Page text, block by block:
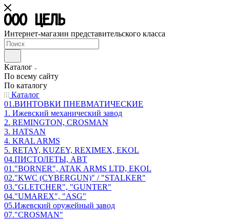
Интернет-магазин представительского класса
Каталог
По всему сайту
По каталогу
Каталог
01.ВИНТОВКИ ПНЕВМАТИЧЕСКИЕ
1. Ижевский механический завод
2. REMINGTON, CROSMAN
3. HATSAN
4. KRAL ARMS
5. RETAY, KUZEY, REXIMEX, EKOL
04.ПИСТОЛЕТЫ, АВТ
01."BORNER", ATAK ARMS LTD, EKOL
02."KWC (CYBERGUN)" / "STALKER"
03."GLETCHER", "GUNTER"
04."UMAREX", "ASG"
05.Ижевский оружейный завод
07."CROSMAN"